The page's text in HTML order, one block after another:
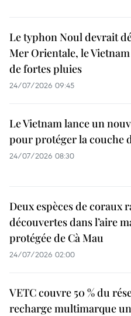
Le typhon Noul devrait
Mer Orientale, le Vietnam
de fortes pluies
24/07/2026 09:45
Le Vietnam lance un
pour protéger la couche
24/07/2026 08:30
Deux espèces de coraux
découvertes dans l’aire
protégée de Cà Mau
24/07/2026 02:00
VETC couvre 50 % du
recharge multimarque